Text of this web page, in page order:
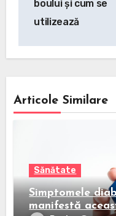
articole
boului și cum se
utilizează
Articole Similare
Sănătate
Simptomele
manifestă